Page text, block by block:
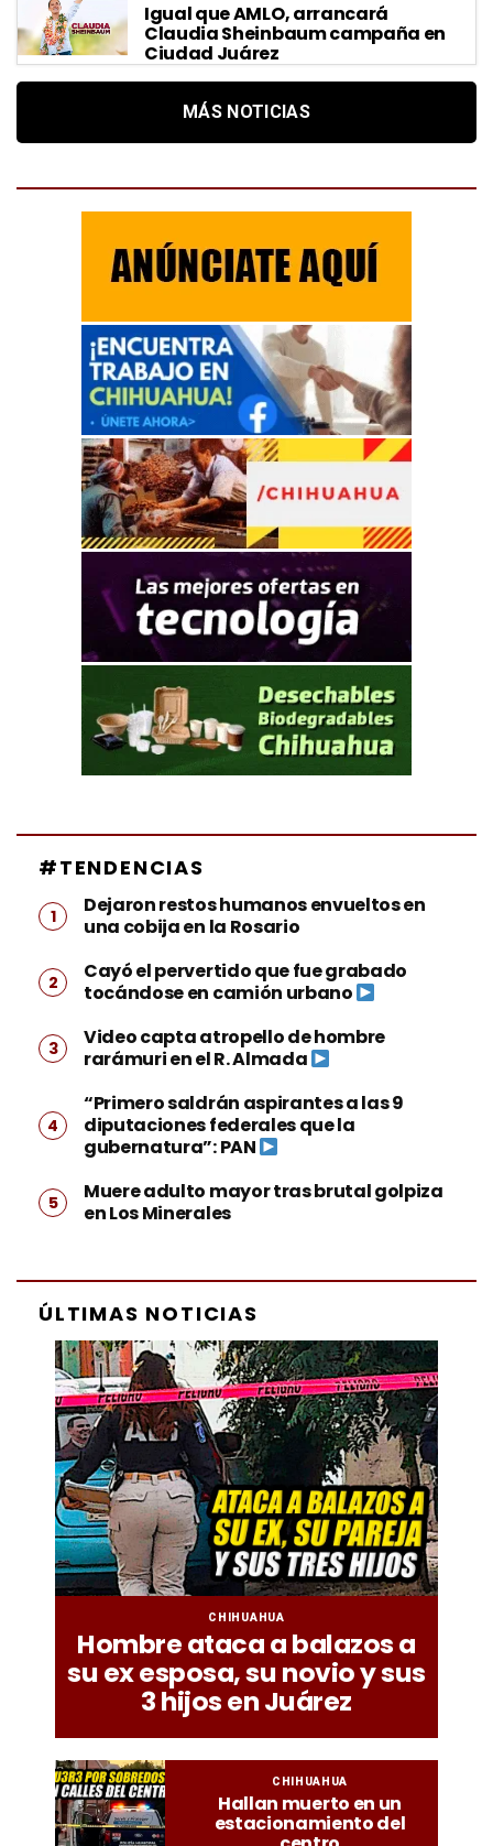
Igual que AMLO, arrancará
Claudia Sheinbaum campaña en
Ciudad Juárez
MÁS NOTICIAS
#TENDENCIAS
Dejaron restos humanos envueltos en
una cobija en la Rosario
Cayó el pervertido que fue grabado
tocándose en camión urbano
Video capta atropello de hombre
rarámuri en el R. Almada
“Primero saldrán aspirantes a las 9
diputaciones federales que la
gubernatura”: PAN
Muere adulto mayor tras brutal golpiza
en Los Minerales
ÚLTIMAS NOTICIAS
CHIHUAHUA
Hombre ataca a balazos a
su ex esposa, su novio y sus
3 hijos en Juárez
CHIHUAHUA
Hallan muerto en un
estacionamiento del